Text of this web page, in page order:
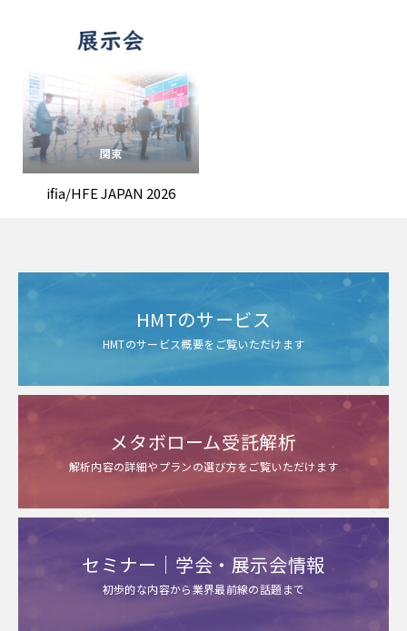
関東
ifia/HFE JAPAN 2026
HMTのサービス
HMTのサービス概要をご覧いただけます
メタボローム受託解析
解析内容の詳細やプランの選び方をご覧いただけます
セミナー｜学会・展示会情報
初歩的な内容から業界最前線の話題まで